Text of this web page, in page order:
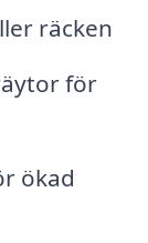
räcken
för
ökad